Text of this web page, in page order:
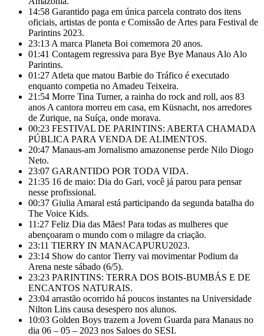
14:58 Garantido paga em única parcela contrato dos itens
oficiais, artistas de ponta e Comissão de Artes para Festival de
Parintins 2023.
23:13 A marca Planeta Boi comemora 20 anos.
01:41 Contagem regressiva para Bye Bye Manaus Alo Alo
Parintins.
01:27 Atleta que matou Barbie do Tráfico é executado
enquanto competia no Amadeu Teixeira.
21:54 Morre Tina Turner, a rainha do rock and roll, aos 83
anos A cantora morreu em casa, em Küsnacht, nos arredores
de Zurique, na Suíça, onde morava.
00:23 FESTIVAL DE PARINTINS: ABERTA CHAMADA
PÚBLICA PARA VENDA DE ALIMENTOS.
20:47 Manaus-am Jornalismo amazonense perde Nilo Diogo
Neto.
23:07 GARANTIDO POR TODA VIDA.
21:35 16 de maio: Dia do Gari, você já parou para pensar
nesse profissional.
00:37 Giulia Amaral está participando da segunda batalha do
The Voice Kids.
11:27 Feliz Dia das Mães! Para todas as mulheres que
abençoaram o mundo com o milagre da criação.
23:11 TIERRY IN MANACAPURU2023.
23:14 Show do cantor Tierry vai movimentar Podium da
Arena neste sábado (6/5).
23:23 PARINTINS: TERRA DOS BOIS-BUMBÁS E DE
ENCANTOS NATURAIS.
23:04 arrastão ocorrido há poucos instantes na Universidade
Nilton Lins causa desespero nos alunos.
10:03 Golden Boys trazem a Jovem Guarda para Manaus no
dia 06 – 05 – 2023 nos Saloes do SESI.